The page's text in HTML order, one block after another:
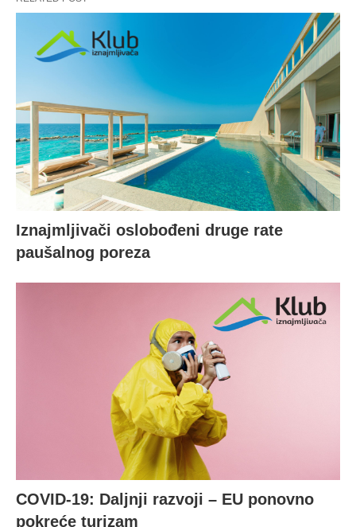
Iznajmljivači oslobođeni druge rate
paušalnog poreza
COVID-19: Daljnji razvoji – EU ponovno
pokreće turizam